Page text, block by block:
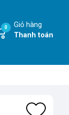
Giỏ hàng
Thanh toán
0